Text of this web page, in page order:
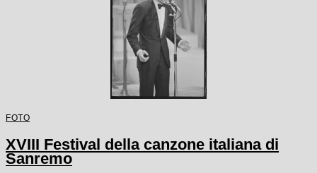
FOTO
XVIII Festival della canzone italiana di
Sanremo